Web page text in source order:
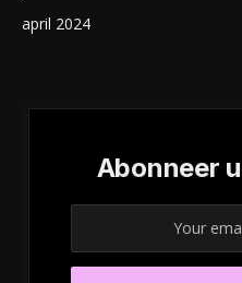
april 2024
Abonneer